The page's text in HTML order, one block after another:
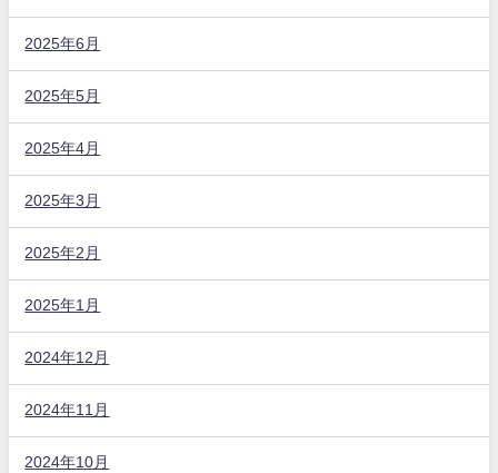
2025年6月
2025年5月
2025年4月
2025年3月
2025年2月
2025年1月
2024年12月
2024年11月
2024年10月